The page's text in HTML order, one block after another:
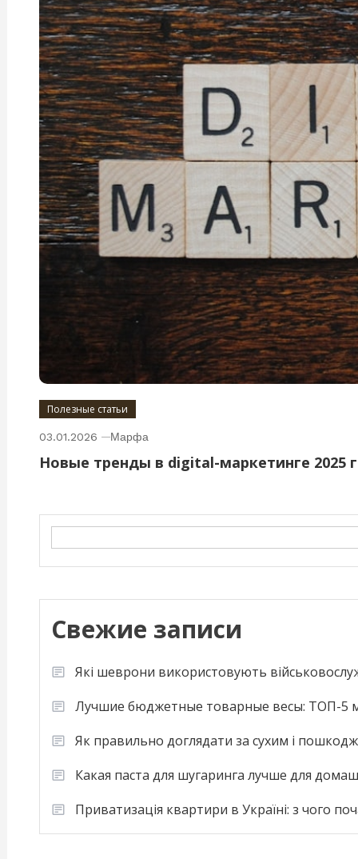
Полезные статьи
03.01.2026 Марфа
Новые тренды в digital-маркетинге 2025
Свежие записи
Які шеврони використовують
Лучшие бюджетные товарные весы: ТОП-5
Як правильно доглядати за сухим і
Какая паста для шугаринга лучше для
Приватизація квартири в Україні: з чого